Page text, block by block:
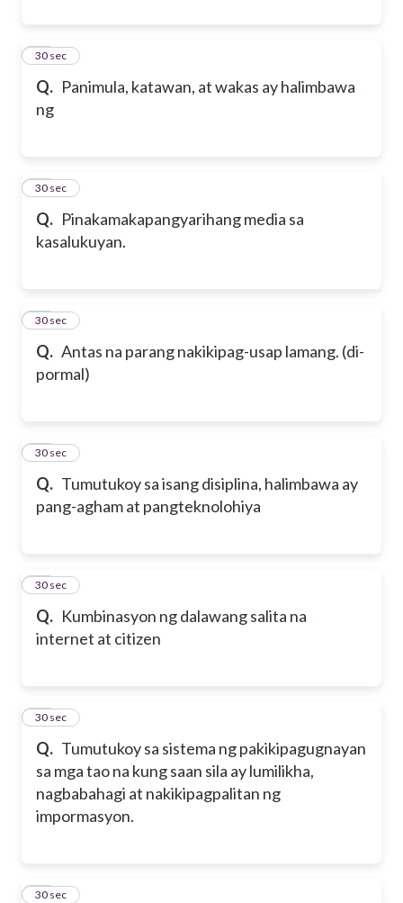
Q. Panimula, katawan, at wakas ay halimbawa
ng
10
30 sec
Q. Pinakamakapangyarihang media sa
kasalukuyan.
11
30 sec
Q. Antas na parang nakikipag-usap lamang. (di-
pormal)
12
30 sec
Q. Tumutukoy sa isang disiplina, halimbawa ay
pang-agham at pangteknolohiya
13
30 sec
Q. Kumbinasyon ng dalawang salita na
internet at citizen
14
30 sec
Q. Tumutukoy sa sistema ng pakikipagugnayan
sa mga tao na kung saan sila ay lumilikha,
nagbabahagi at nakikipagpalitan ng
impormasyon.
15
30 sec
16
30 sec